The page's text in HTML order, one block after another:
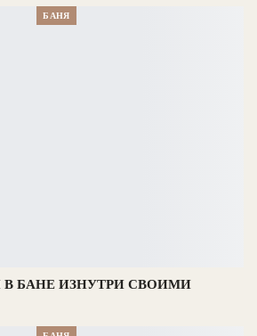
БАНЯ
В БАНЕ ИЗНУТРИ СВОИМИ